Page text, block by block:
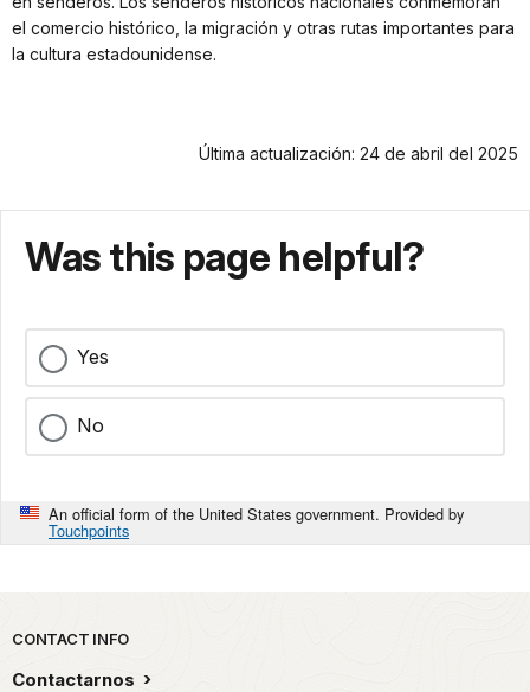
el comercio histórico, la migración y otras rutas importantes para
la cultura estadounidense.
Última actualización: 24 de abril del 2025
Was this page helpful?
Yes
No
An official form of the United States government. Provided by
Touchpoints
Park footer
CONTACT INFO
Contactarnos